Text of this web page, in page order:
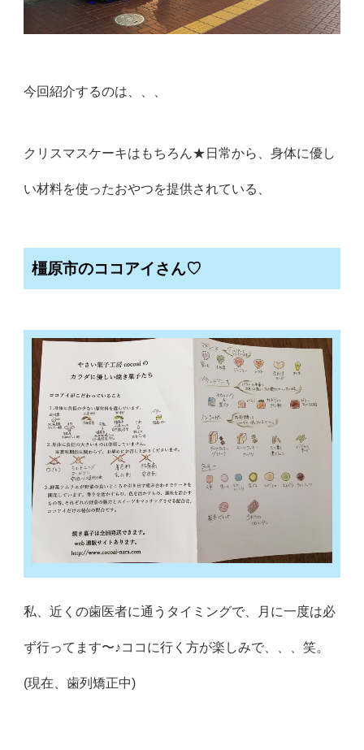
今回紹介するのは、、、
クリスマスケーキはもちろん★日常から、身体に優し
い材料を使ったおやつを提供されている、
橿原市のココアイさん♡
私、近くの歯医者に通うタイミングで、月に一度は必
ず行ってます〜♪ココに行く方が楽しみで、、、笑。
(現在、歯列矯正中)